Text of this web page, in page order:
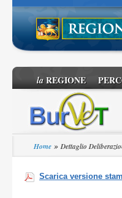
laREGIONE
Home »Dettaglio
Scarica versione